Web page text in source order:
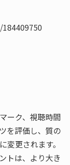
ーク、視聴時間
を評価し、質の
更されます。
トは、より大き